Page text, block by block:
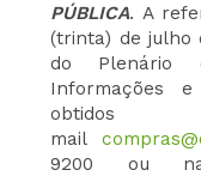
PÚBLICA. A
(trinta) de julho
do Plenário
Informações
mail
9200 ou